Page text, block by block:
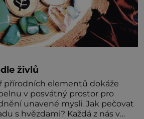
živlů
přírodních elementů dokáže
v posvátný prostor pro
unavené mysli. Jak pečovat
s hvězdami? Každá z nás v